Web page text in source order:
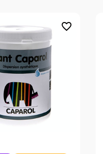
favorite_border